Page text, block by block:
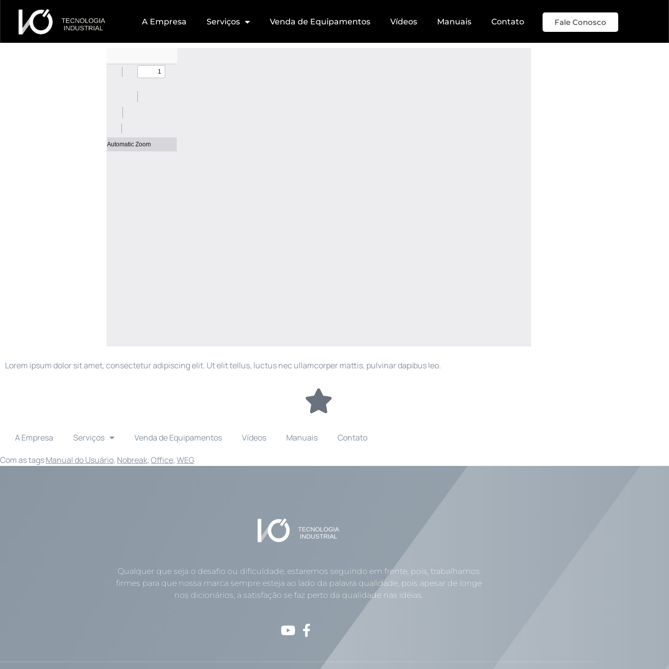
A Empresa Serviços Venda de Equipamentos Vídeos Manuais Contato Fale Conosco
Lorem ipsum dolor sit amet, consectetur adipiscing elit. Ut elit tellus, luctus nec ullamcorper mattis, pulvinar dapibus leo.
A Empresa Serviços Venda de Equipamentos Vídeos Manuais Contato
Com as tagsManual do Usuário, Nobreak,Office,WEG
Qualquer que seja o desafio ou dificuldade, estaremos seguindo em frente, pois, trabalhamos
firmes para que nossa marca sempre esteja ao lado da palavra qualidade, pois apesar de longe
nos dicionários, a satisfação se faz perto da qualidade nas idéias.